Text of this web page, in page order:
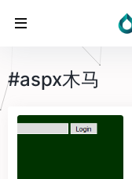
#aspx木马